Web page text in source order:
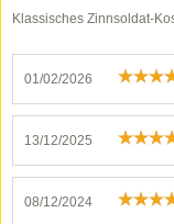
Klassisches Zinnsoldat-
01/02/2026
13/12/2025
08/12/2024